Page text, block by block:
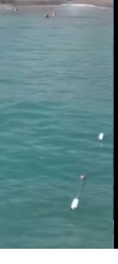
kimileri
olarak
gerekçesiyle